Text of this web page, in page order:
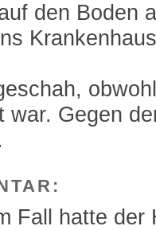
den Boden
war. Gegen
Fall hatte der